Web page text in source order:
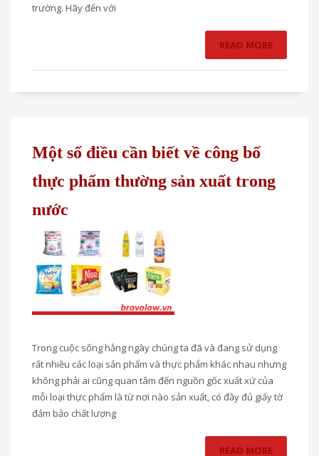
trường. Hãy đến với
READ MORE
Một số điều cần biết về công bố
thực phẩm thường sản xuất trong
nước
Trong cuộc sống hằng ngày chúng ta đã và đang sử dụng
rất nhiều các loại sản phẩm và thực phẩm khác nhau nhưng
không phải ai cũng quan tâm đến nguồn gốc xuất xứ của
mỗi loại thực phẩm là từ nơi nào sản xuất, có đầy đủ giấy tờ
đảm bảo chất lượng
READ MORE